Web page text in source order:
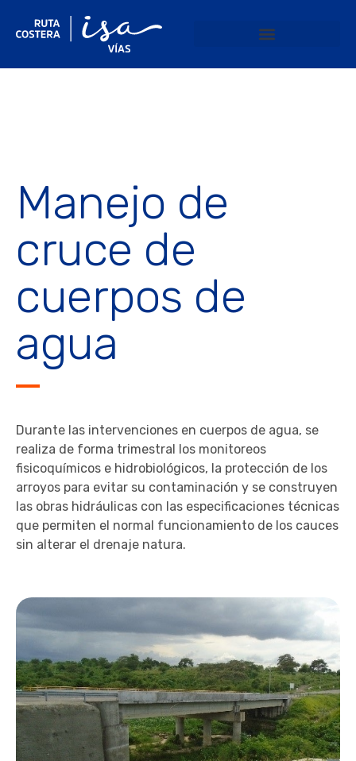
Manejo de
cruce de
cuerpos de
agua
Durante las intervenciones en cuerpos de agua, se
realiza de forma trimestral los monitoreos
fisicoquímicos e hidrobiológicos, la protección de los
arroyos para evitar su contaminación y se construyen
las obras hidráulicas con las especificaciones técnicas
que permiten el normal funcionamiento de los cauces
sin alterar el drenaje natura.